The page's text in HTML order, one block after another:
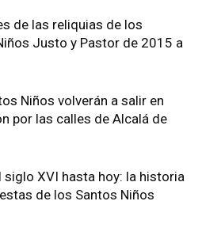
de las reliquias de los
Justo y Pastor de 2015 a
Niños volverán a salir en
por las calles de Alcalá de
siglo XVI hasta hoy: la historia
de los Santos Niños